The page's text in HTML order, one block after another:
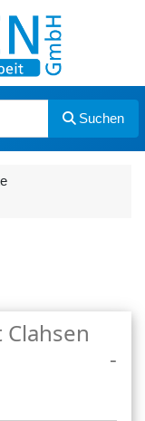
Suchen
-